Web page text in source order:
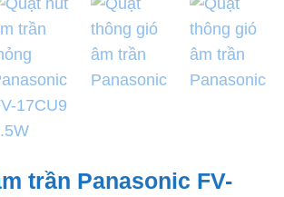
trần Panasonic FV-